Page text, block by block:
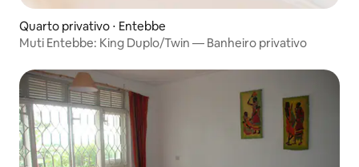
Quarto privativo ⋅ Entebbe
Muti Entebbe: King Duplo/Twin — Banheiro privativo